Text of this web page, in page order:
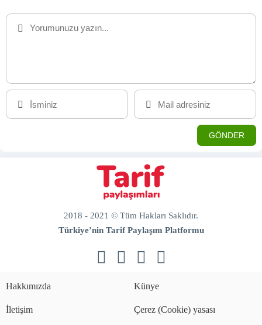
2018 - 2021 © Tüm Hakları Saklıdır.
Türkiye’nin Tarif Paylaşım Platformu
sabitleme
Hakkımızda Künye
İletişim Çerez (Cookie) yasası